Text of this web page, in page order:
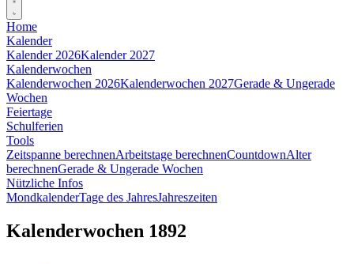
Home
Kalender
Kalender 2026Kalender 2027
Kalenderwochen
Kalenderwochen 2026Kalenderwochen 2027Gerade & Ungerade
Wochen
Feiertage
Schulferien
Tools
Zeitspanne berechnenArbeitstage berechnenCountdownAlter
berechnenGerade & Ungerade Wochen
Nützliche Infos
MondkalenderTage des JahresJahreszeiten
Kalenderwochen 1892